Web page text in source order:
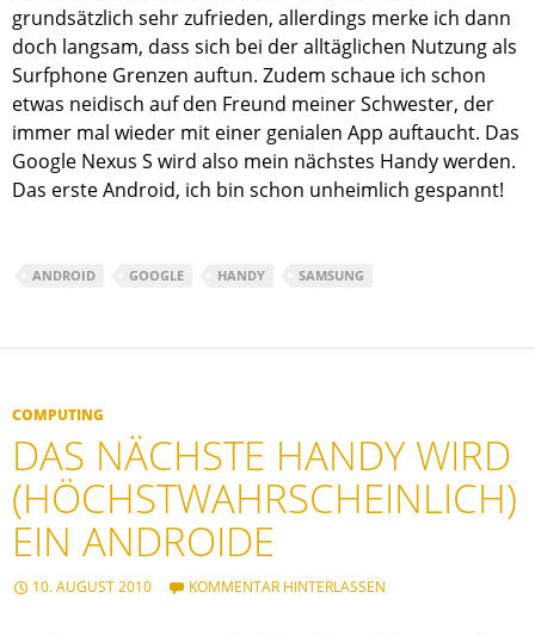
grundsätzlich sehr zufrieden, allerdings merke ich dann
doch langsam, dass sich bei der alltäglichen Nutzung als
Surfphone Grenzen auftun. Zudem schaue ich schon
etwas neidisch auf den Freund meiner Schwester, der
immer mal wieder mit einer genialen App auftaucht. Das
Google Nexus S wird also mein nächstes Handy werden.
Das erste Android, ich bin schon unheimlich gespannt!
ANDROID GOOGLE HANDY SAMSUNG
COMPUTING
DAS NÄCHSTE HANDY WIRD
(HÖCHSTWAHRSCHEINLICH)
EIN ANDROIDE
10. AUGUST 2010 KOMMENTAR HINTERLASSEN